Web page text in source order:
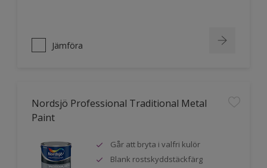
Jämföra
Nordsjö Professional Traditional Metal
Paint
Går att bryta i valfri kulör
Blank rostskyddstäckfärg